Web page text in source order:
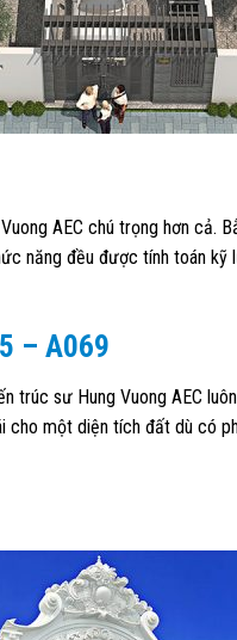
AEC chú trọng hơn cả.
năng đều được tính toán kỹ
– A069
trúc sư Hung Vuong AEC
một diện tích đất dù có